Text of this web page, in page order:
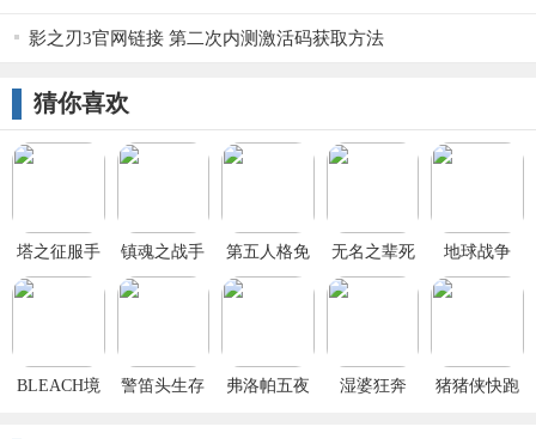
影之刃3官网链接 第二次内测激活码获取方法
猜你喜欢
塔之征服手
游
镇魂之战手
游
第五人格免
费下载2023
无名之辈死
后
地球战争
EarthWars
BLEACH境
警笛头生存
弗洛帕五夜
湿婆狂奔
猪猪侠快跑